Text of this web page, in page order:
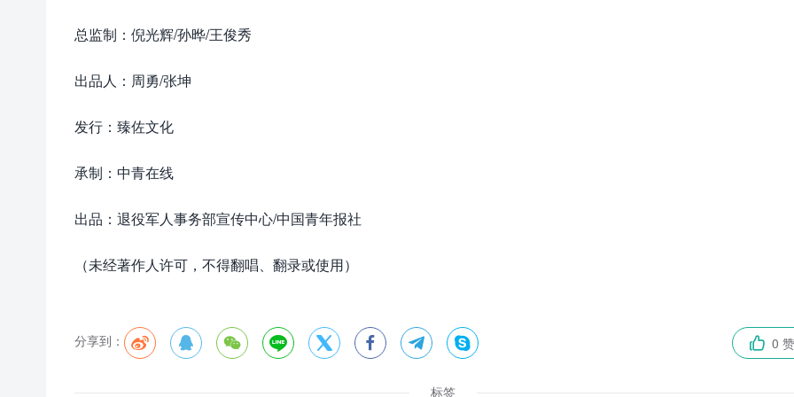
总监制：倪光辉/孙晔/王俊秀
出品人：周勇/张坤
发行：臻佐文化
承制：中青在线
出品：退役军人事务部宣传中心/中国青年报社
（未经著作人许可，不得翻唱、翻录或使用）
分享到：          0 赞
标签